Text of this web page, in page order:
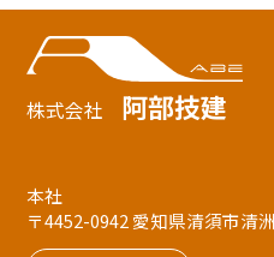
株式会社 阿部技建
本社
〒4452-0942 愛知県清須市清